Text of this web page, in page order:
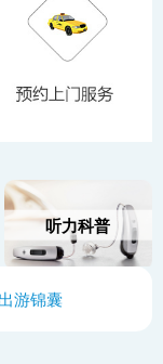
听力科普
游锦囊